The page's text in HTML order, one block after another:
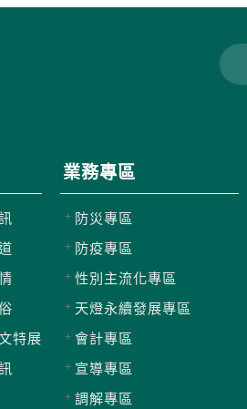
特展
業務專區
防災專區
防疫專區
性別主流化專區
天燈永續發展專區
會計專區
宣導專區
調解專區